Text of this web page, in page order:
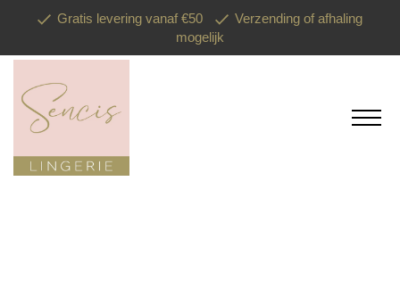
Gratis levering vanaf €50
Verzending of afhaling
mogelijk